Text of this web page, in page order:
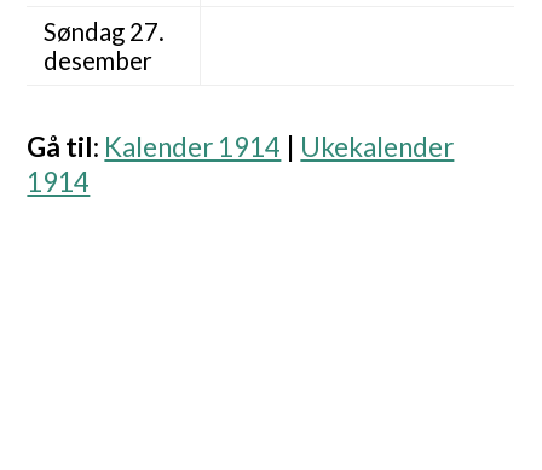
Søndag 27.
desember
Gå til: Kalender 1914
Ukekalender
1914